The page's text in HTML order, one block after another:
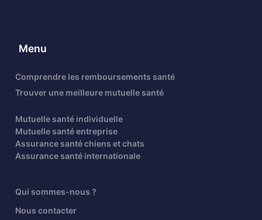
Menu
Comprendre les remboursements santé
Trouver une meilleure mutuelle santé
Mutuelle santé individuelle
Mutuelle santé entreprise
Assurance santé chiens et chats
Assurance santé internationale
Qui sommes-nous ?
Nous contacter